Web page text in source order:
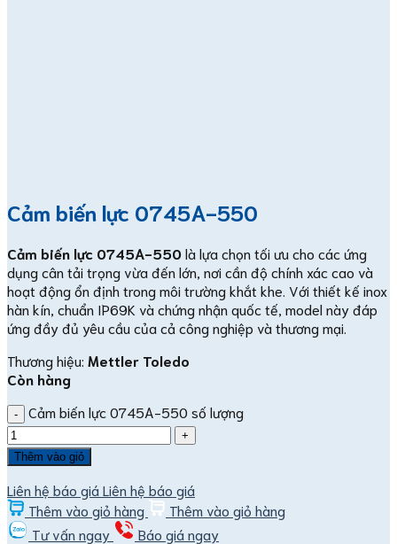
Cảm biến lực 0745A-550
Cảm biến lực 0745A-550là lựa chọn tối ưu cho các ứng
dụng cân tải trọng vừa đến lớn, nơi cần độ chính xác cao và
hoạt động ổn định trong môi trường khắt khe. Với thiết kế inox
hàn kín, chuẩn IP69K và chứng nhận quốc tế, model này đáp
ứng đầy đủ yêu cầu của cả công nghiệp và thương mại.
Thương hiệu: Mettler Toledo
Còn hàng
Cảm biến lực 0745A-550 số lượng
Thêm vào giỏ
Liên hệ báo giá Liên hệ báo giá
Thêm vào giỏ hàng
Thêm vào giỏ hàng
Tư vấn ngay
Báo giá ngay